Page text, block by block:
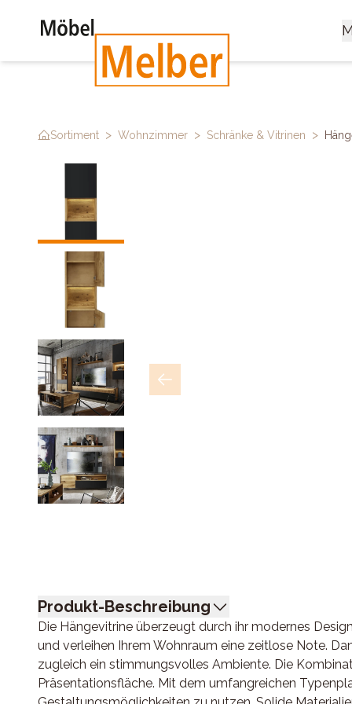
Sortiment > Wohnzimmer > Schränke & Vitrinen >
Produkt-Beschreibung
Die Hängevitrine überzeugt durch ihr modernes
und verleihen Ihrem Wohnraum eine zeitlose Note.
zugleich ein stimmungsvolles Ambiente. Die
Präsentationsfläche. Mit dem umfangreichen